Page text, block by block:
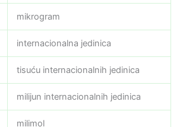
mikrogram
internacionalna jedinica
tisuću internacionalnih jedinica
milijun internacionalnih jedinica
milimol